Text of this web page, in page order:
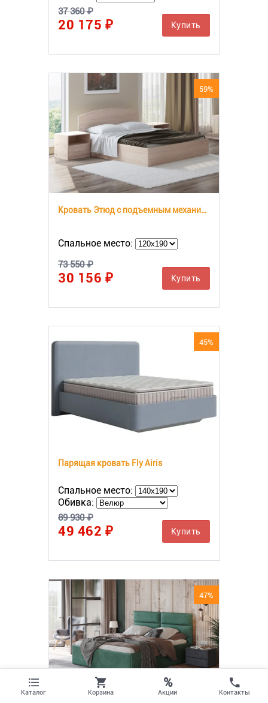
37 360 ₽
20 175 ₽ Купить
59%
Кровать Этюд с подъемным механизмом
Спальное место:
73 550 ₽
30 156 ₽ Купить
45%
Парящая кровать Fly Airis
Спальное место:
Обивка:
89 930 ₽
49 462 ₽ Купить
47%
Каталог Корзина
%
Акции Контакты